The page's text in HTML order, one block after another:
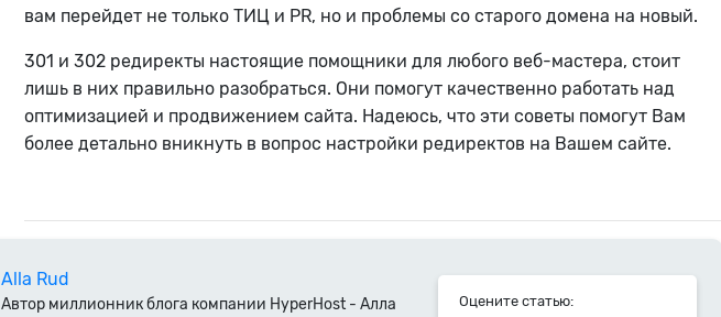
вам перейдет не только ТИЦ и PR, но и проблемы со старого домена на новый.
301 и 302 редиректы настоящие помощники для любого веб-мастера, стоит
лишь в них правильно разобраться. Они помогут качественно работать над
оптимизацией и продвижением сайта. Надеюсь, что эти советы помогут Вам
более детально вникнуть в вопрос настройки редиректов на Вашем сайте.
Alla Rud
Автор миллионник блога компании HyperHost - Алла
Оцените статью: